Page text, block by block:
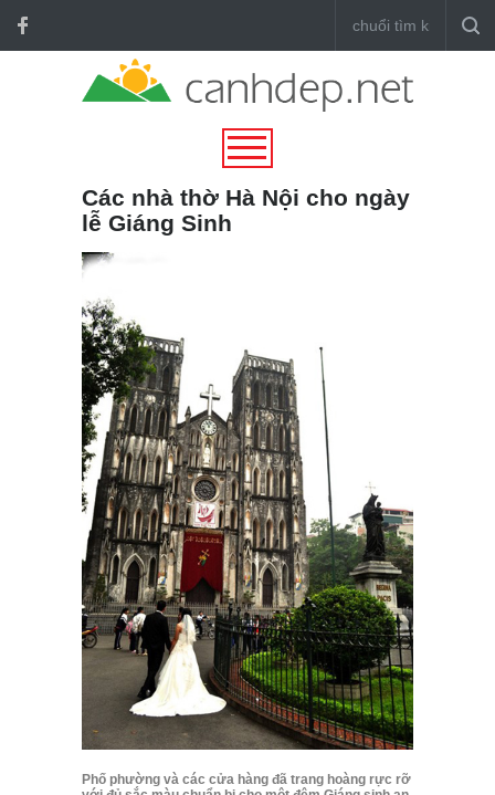
Các nhà thờ Hà Nội cho ngày
lễ Giáng Sinh
Phố phường và các cửa hàng đã trang hoàng rực rỡ